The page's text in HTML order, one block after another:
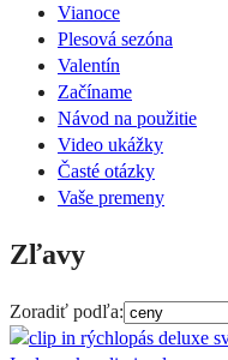
Vianoce
Plesová sezóna
Valentín
Začíname
Návod na použitie
Video ukážky
Časté otázky
Vaše premeny
Zľavy
Zoradiť podľa: